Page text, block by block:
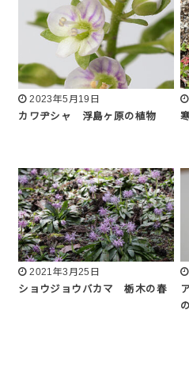
2023年5月19日
カワヂシャ 浮島ヶ原の植物
2021年3月25日
ショウジョウバカマ 栃木の春